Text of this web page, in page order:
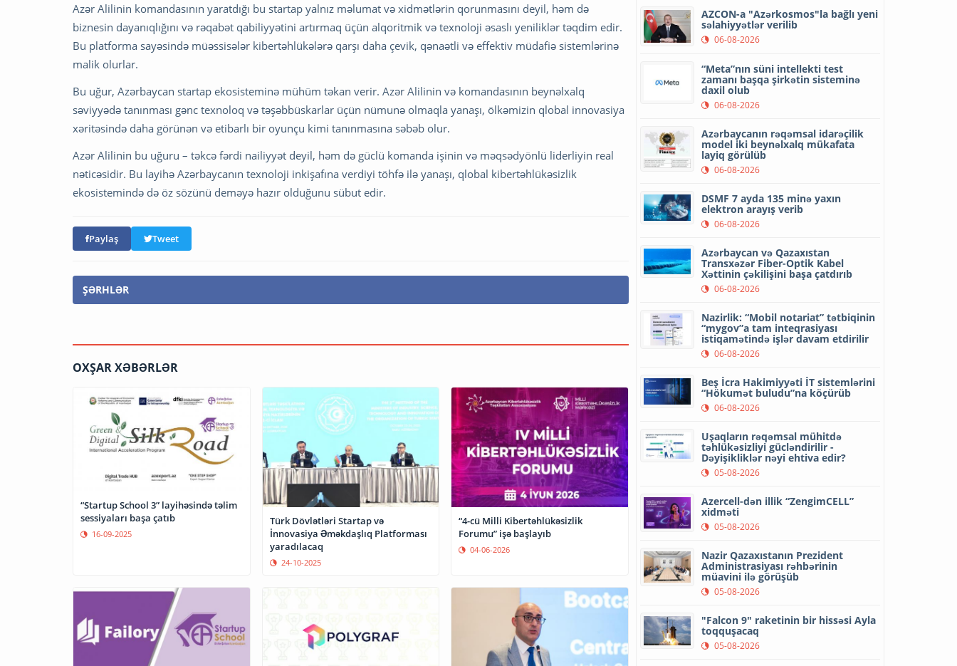
Azər Alilinin komandasının yaratdığı bu startap yalnız məlumat və xidmətlərin qorunmasını deyil, həm də
biznesin dayanıqlığını və rəqabət qabiliyyətini artırmaq üçün alqoritmik və texnoloji əsaslı yeniliklər təqdim edir.
Bu platforma sayəsində müəssisələr kibertəhlükələrə qarşı daha çevik, qənaətli və effektiv müdafiə sistemlərinə
malik olurlar.
Bu uğur, Azərbaycan startap ekosisteminə mühüm təkan verir. Azər Alilinin və komandasının beynəlxalq
səviyyədə tanınması gənc texnoloq və təşəbbüskarlar üçün nümunə olmaqla yanaşı, ölkəmizin qlobal innovasiya
xəritəsində daha görünən və etibarlı bir oyunçu kimi tanınmasına səbəb olur.
Azər Alilinin bu uğuru – təkcə fərdi nailiyyət deyil, həm də güclü komanda işinin və məqsədyönlü liderliyin real
nəticəsidir. Bu layihə Azərbaycanın texnoloji inkişafına verdiyi töhfə ilə yanaşı, qlobal kibertəhlükəsizlik
ekosistemində də öz sözünü deməyə hazır olduğunu sübut edir.
Paylaş Tweet
ŞƏRHLƏR
OXŞAR XƏBƏRLƏR
“Startup School 3” layihəsində təlim
sessiyaları başa çatıb
16-09-2025
Türk Dövlətləri Startap və
İnnovasiya Əməkdaşlıq Platforması
yaradılacaq
24-10-2025
“4-cü Milli Kibertəhlükəsizlik
Forumu” işə başlayıb
04-06-2026
AZCON-a "Azərkosmos"la bağlı yeni
səlahiyyətlər verilib
06-08-2026
“Meta”nın süni intellekti test
zamanı başqa şirkətin sisteminə
daxil olub
06-08-2026
Azərbaycanın rəqəmsal idarəçilik
model iki beynəlxalq mükafata
layiq görülüb
06-08-2026
DSMF 7 ayda 135 minə yaxın
elektron arayış verib
06-08-2026
Azərbaycan və Qazaxıstan
Transxəzər Fiber-Optik Kabel
Xəttinin çəkilişini başa çatdırıb
06-08-2026
Nazirlik: “Mobil notariat” tətbiqinin
“mygov”a tam inteqrasiyası
istiqamətində işlər davam etdirilir
06-08-2026
Beş İcra Hakimiyyəti İT sistemlərini
“Hökumət buludu”na köçürüb
06-08-2026
Uşaqların rəqəmsal mühitdə
təhlükəsizliyi gücləndirilir -
Dəyişikliklər nəyi ehtiva edir?
05-08-2026
Azercell-dən illik “ZengimCELL”
xidməti
05-08-2026
Nazir Qazaxıstanın Prezident
Administrasiyası rəhbərinin
müavini ilə görüşüb
05-08-2026
"Falcon 9" raketinin bir hissəsi Ayla
toqquşacaq
05-08-2026